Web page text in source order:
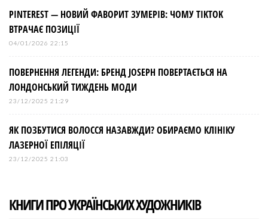
PINTEREST — НОВИЙ ФАВОРИТ ЗУМЕРІВ: ЧОМУ TIKTOK
ВТРАЧАЄ ПОЗИЦІЇ
04/01/2026 22:15
ПОВЕРНЕННЯ ЛЕГЕНДИ: БРЕНД JOSEPH ПОВЕРТАЄТЬСЯ НА
ЛОНДОНСЬКИЙ ТИЖДЕНЬ МОДИ
23/12/2025 21:29
ЯК ПОЗБУТИСЯ ВОЛОССЯ НАЗАВЖДИ? ОБИРАЄМО КЛІНІКУ
ЛАЗЕРНОЇ ЕПІЛЯЦІЇ
23/12/2025 21:03
КНИГИ ПРО УКРАЇНСЬКИХ ХУДОЖНИКІВ